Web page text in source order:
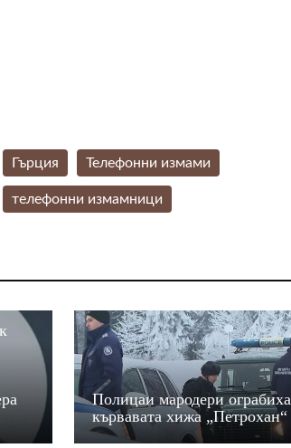
Гърция Телефонни измами
телефонни измамници
Полицаи мародери ограбиха
кървавата хижа „Петрохан“